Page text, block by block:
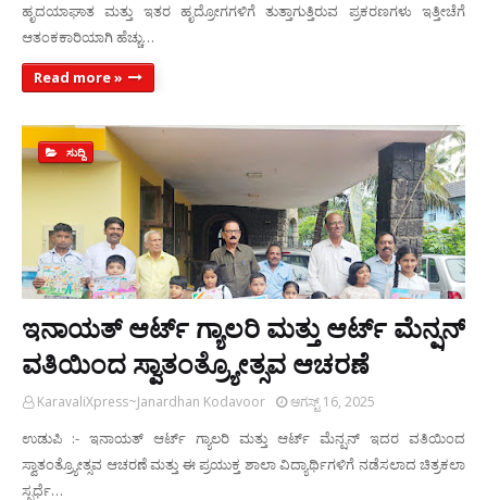
ಹೃದಯಾಘಾತ ಮತ್ತು ಇತರ ಹೃದ್ರೋಗಗಳಿಗೆ ತುತ್ತಾಗುತ್ತಿರುವ ಪ್ರಕರಣಗಳು ಇತ್ತೀಚೆಗೆ
ಆತಂಕಕಾರಿಯಾಗಿ ಹೆಚ್ಚು…
Read more »
ಸುದ್ದಿ
ಇನಾಯತ್ ಆರ್ಟ್ ಗ್ಯಾಲರಿ ಮತ್ತು ಆರ್ಟ್ ಮೆನ್ಷನ್
ವತಿಯಿಂದ ಸ್ವಾತಂತ್ರ್ಯೋತ್ಸವ ಆಚರಣೆ
KaravaliXpress~Janardhan Kodavoor ಆಗಸ್ಟ್ 16, 2025
ಉಡುಪಿ :- ಇನಾಯತ್ ಆರ್ಟ್ ಗ್ಯಾಲರಿ ಮತ್ತು ಆರ್ಟ್ ಮೆನ್ಷನ್ ಇದರ ವತಿಯಿಂದ
ಸ್ವಾತಂತ್ರ್ಯೋತ್ಸವ ಆಚರಣೆ ಮತ್ತು ಈ ಪ್ರಯುಕ್ತ ಶಾಲಾ ವಿದ್ಯಾರ್ಥಿಗಳಿಗೆ ನಡೆಸಲಾದ ಚಿತ್ರಕಲಾ
ಸ್ಪರ್ಧೆ…